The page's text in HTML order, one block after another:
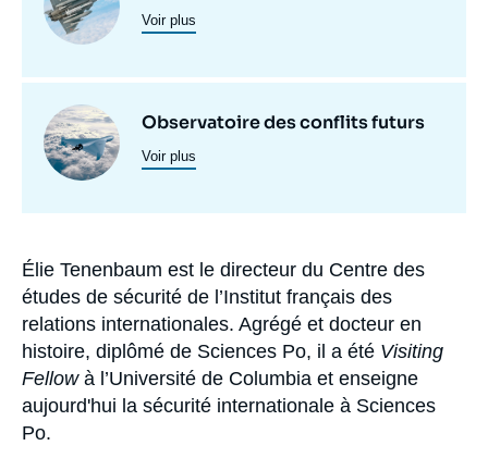
principale
Voir plus
Image
principale
Observatoire des conflits futurs
Voir plus
Biographie
Élie Tenenbaum est le directeur du Centre des
études de sécurité de l’Institut français des
relations internationales. Agrégé et docteur en
histoire, diplômé de Sciences Po, il a été Visiting
Fellowà l’Université de Columbia et enseigne
aujourd'hui la sécurité internationale à Sciences
Po.